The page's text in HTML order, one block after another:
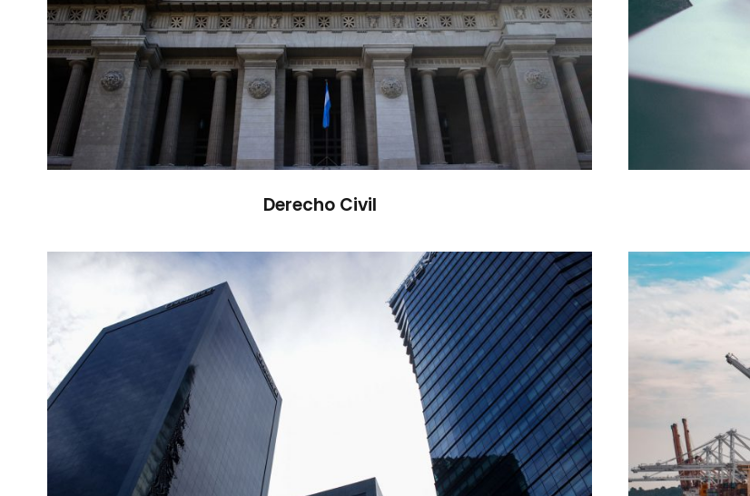
Derecho Civil
Concursos y Quiebras